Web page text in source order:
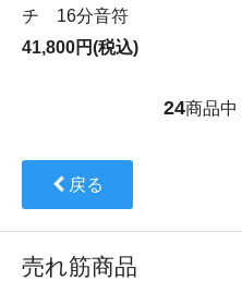
チ 16分音符
41,800円(税込)
24商品中
戻る
売れ筋商品